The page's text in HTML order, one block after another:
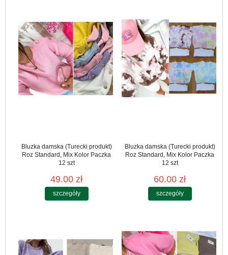
Bluzka damska (Turecki produkt)
Roz Standard, Mix Kolor Paczka
12 szt
49.00 zł
szczegóły
Bluzka damska (Turecki produkt)
Roz Standard, Mix Kolor Paczka
12 szt
60.00 zł
szczegóły